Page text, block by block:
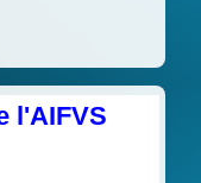
l'AIFVS